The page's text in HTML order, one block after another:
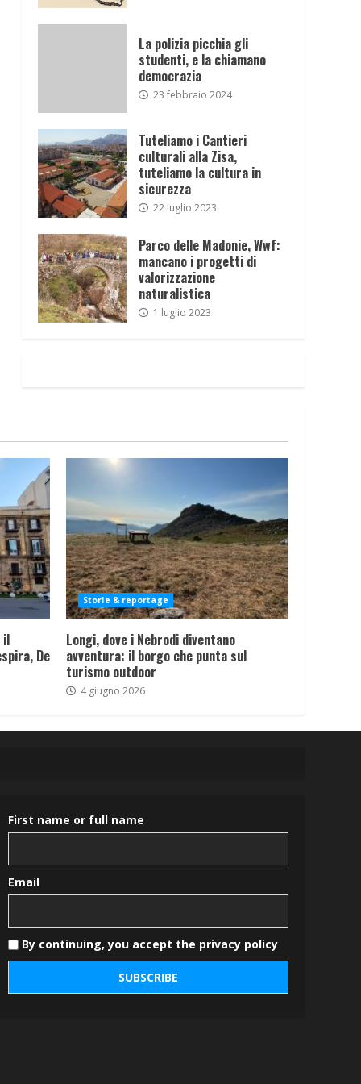
La polizia picchia gli
studenti, e la chiamano
democrazia
23 febbraio 2024
Tuteliamo i Cantieri
culturali alla Zisa,
tuteliamo la cultura in
sicurezza
22 luglio 2023
Parco delle Madonie, Wwf:
mancano i progetti di
valorizzazione
naturalistica
1 luglio 2023
il
De
Storie & reportage
Longi, dove i Nebrodi diventano
avventura: il borgo che punta sul
turismo outdoor
4 giugno 2026
First name or full name
Email
By continuing, you accept the privacy policy